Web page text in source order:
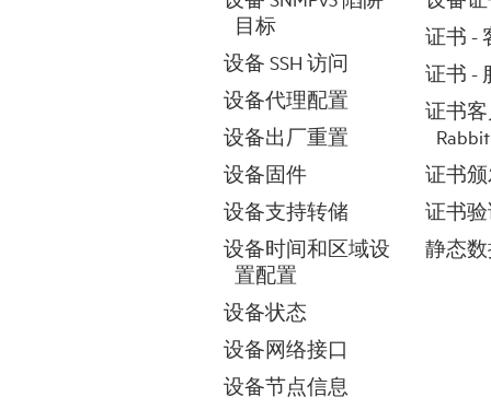
目标
设备 SSH 访问
设备代理配置
设备出厂重置
设备固件
设备支持转储
设备时间和区域设
置配置
设备状态
设备网络接口
设备节点信息
证书 -
证书 -
证书
证书
证书
静态